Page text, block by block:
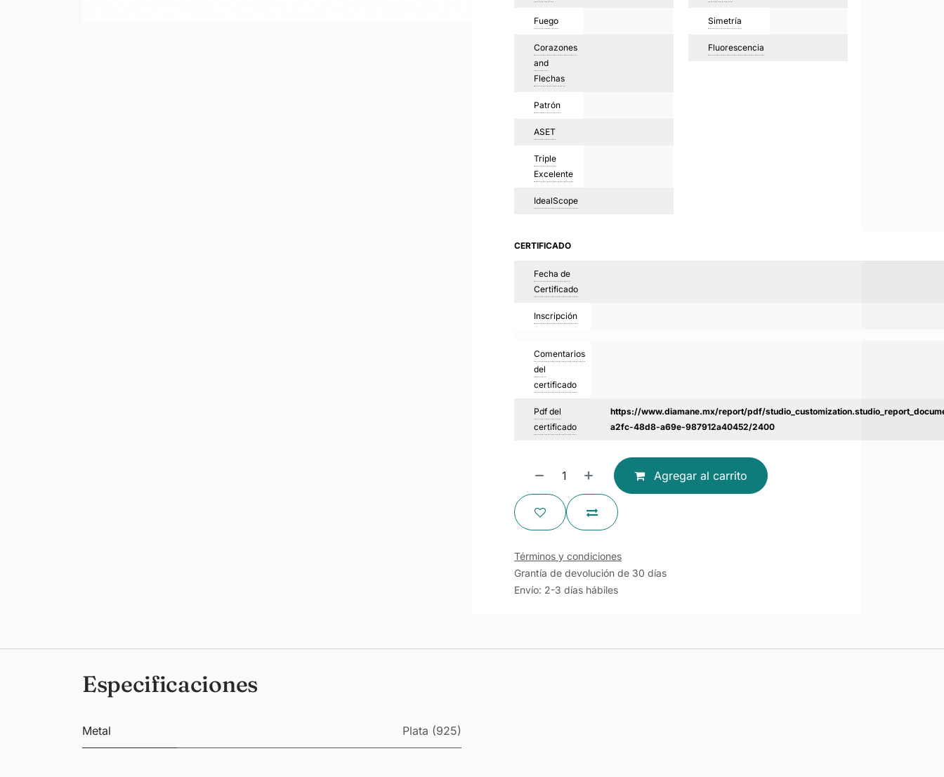
Fuego
Corazones
and
Flechas
Patrón
ASET
Triple
Excelente
IdealScope
Simetría
Fluorescencia
CERTIFICADO
Fecha de
Certificado
Inscripción
Comentarios
del
certificado
Pdf del
certificado
https://www.diamane.mx/report/pdf/
a2fc-48d8-a69e-987912a40452/2400
Agregar al carrito
Términos y condiciones
Grantía de devolución de 30 días
Envío: 2-3 días hábiles
Especificaciones
Metal Plata (925)